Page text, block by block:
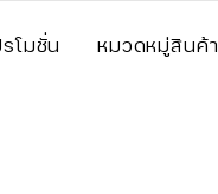
โมชั่น หมวดหมู่สินค้า